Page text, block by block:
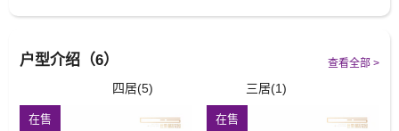
户型介绍（6） 查看全部 >
四居(5) 三居(1)
在售 在售